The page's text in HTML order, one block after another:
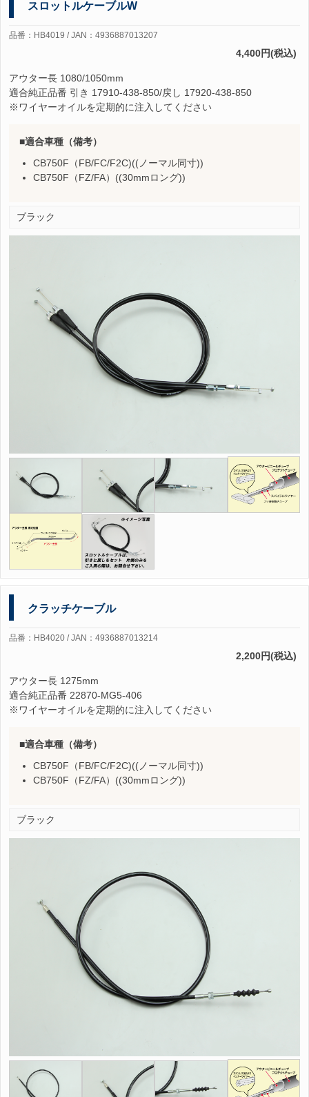
スロットルケーブルW
品番：HB4019 / JAN：4936887013207
4,400円(税込)
アウター長 1080/1050mm
適合純正品番 引き 17910-438-850/戻し 17920-438-850
※ワイヤーオイルを定期的に注入してください
適合車種（備考）
CB750F（FB/FC/F2C)((ノーマル同寸))
CB750F（FZ/FA）((30mmロング))
ブラック
クラッチケーブル
品番：HB4020 / JAN：4936887013214
2,200円(税込)
アウター長 1275mm
適合純正品番 22870-MG5-406
※ワイヤーオイルを定期的に注入してください
適合車種（備考）
CB750F（FB/FC/F2C)((ノーマル同寸))
CB750F（FZ/FA）((30mmロング))
ブラック